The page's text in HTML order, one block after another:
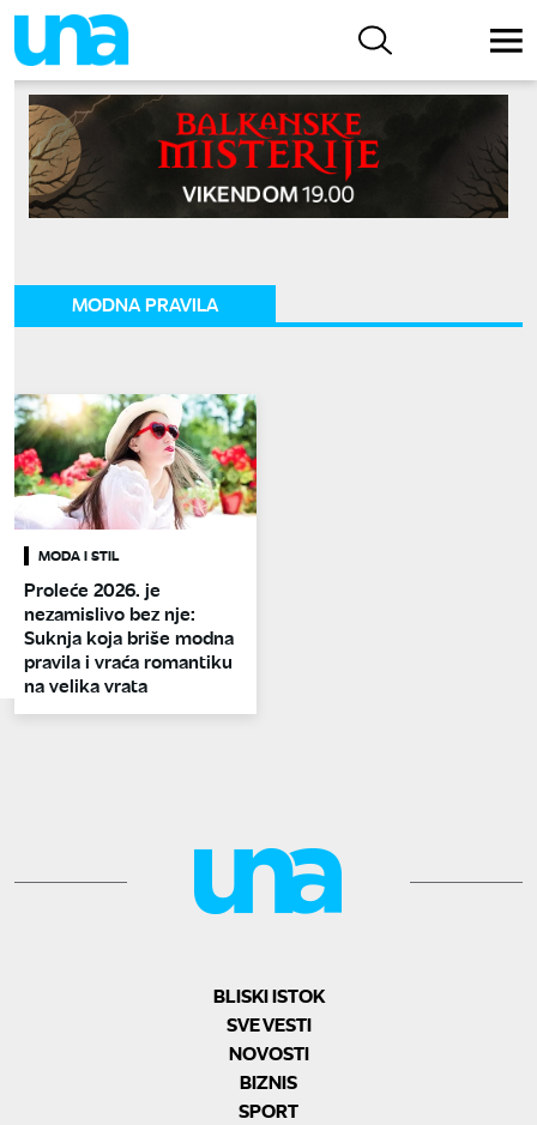
MODNA PRAVILA
MODA I STIL
Proleće 2026. je
nezamislivo bez nje:
Suknja koja briše modna
pravila i vraća romantiku
na velika vrata
BLISKI ISTOK
SVE VESTI
NOVOSTI
BIZNIS
SPORT